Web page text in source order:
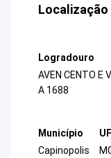
Logradouro
AVEN CENTO E
A 1688
Município
Capinopolis
UF